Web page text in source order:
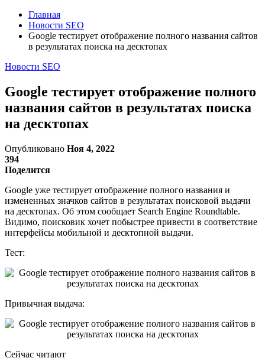
Главная
Новости SEO
Google тестирует отображение полного названия сайтов
в результатах поиска на десктопах
Новости SEO
Google тестирует отображение полного
названия сайтов в результатах поиска
на десктопах
Опубликовано Ноя 4, 2022
394
Поделится
Google уже тестирует отображение полного названия и
измененных значков сайтов в результатах поисковой выдачи
на десктопах. Об этом сообщает Search Engine Roundtable.
Видимо, поисковик хочет побыстрее привести в соответствие
интерфейсы мобильной и десктопной выдачи.
Тест:
Привычная выдача:
Сейчас читают